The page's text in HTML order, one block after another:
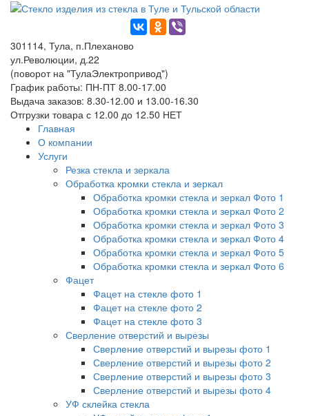
301114, Тула, п.Плеханово
ул.Революции, д.22
(поворот на "ТулаЭлектропривод")
График работы: ПН-ПТ 8.00-17.00
Выдача заказов: 8.30-12.00 и 13.00-16.30
Отгрузки товара с 12.00 до 12.50 НЕТ
Главная
О компании
Услуги
Резка стекла и зеркала
Обработка кромки стекла и зеркал
Обработка кромки стекла и зеркал Фото 1
Обработка кромки стекла и зеркал Фото 2
Обработка кромки стекла и зеркал Фото 3
Обработка кромки стекла и зеркал Фото 4
Обработка кромки стекла и зеркал Фото 5
Обработка кромки стекла и зеркал Фото 6
Фацет
Фацет на стекле фото 1
Фацет на стекле фото 2
Фацет на стекле фото 3
Сверление отверстий и вырезы
Сверление отверстий и вырезы фото 1
Сверление отверстий и вырезы фото 2
Сверление отверстий и вырезы фото 3
Сверление отверстий и вырезы фото 4
УФ склейка стекла